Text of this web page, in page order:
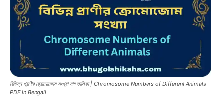
বিভিন্ন প্রাণীর ক্রোমোজোম সংখ্যা নাম তালিকা | Chromosome Numbers of Different Animals
PDF in Bengali